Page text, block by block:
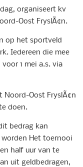
organiseert kv
Oost FryslÃ¢n.
op het sportveld
Iedereen die mee
1 mei a.s. via
Noord-Oost FryslÃ¢n
doen.
bedrag kan
Het toernooi
half uur van te
uit geldbedragen,